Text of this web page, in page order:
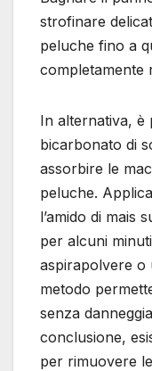
strofinare
peluche fino a
completamente
In alternativa, è
bicarbonato di
assorbire le
peluche.
l’amido di mais
per alcuni
aspirapolvere o
metodo
senza
conclusione,
per rimuovere